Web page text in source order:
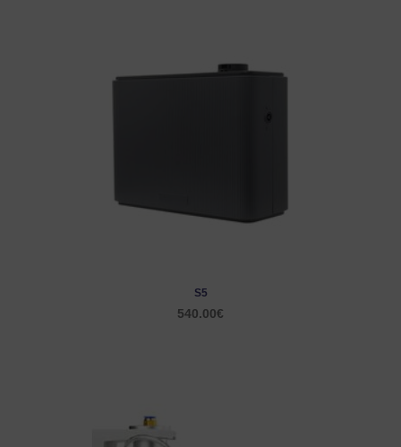
S5
540.00€